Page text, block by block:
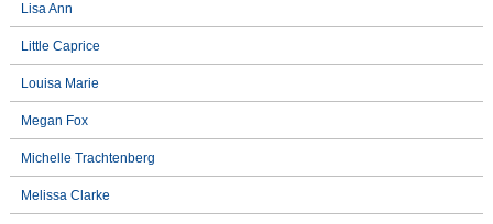
Lisa Ann
Little Caprice
Louisa Marie
Megan Fox
Michelle Trachtenberg
Melissa Clarke